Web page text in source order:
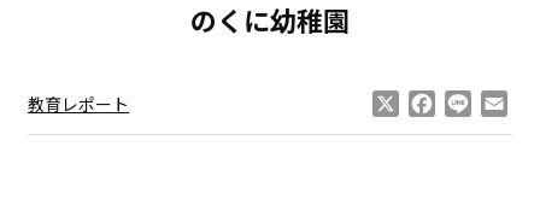
のくに幼稚園
教育レポート Facebook
Line